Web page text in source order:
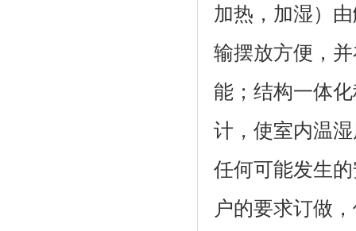
加热，加湿
输摆放方便
能；结构一体
计，使室内温
任何可能发生的
户的要求订做